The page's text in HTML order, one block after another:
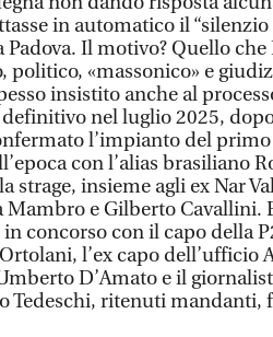
in automatico il
Padova. Il motivo? Quello
politico, «massonico» e
insistito anche al
nel luglio 2025,
l’impianto del
con l’alias brasiliano
strage, insieme agli ex Nar
Mambro e Gilberto Cavallini.
concorso con il capo della
l’ex capo dell’ufficio
D’Amato e il
Tedeschi, ritenuti mandanti,